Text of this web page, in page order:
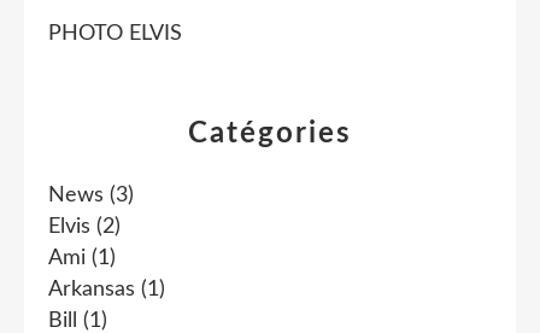
Catégories
News (3)
Elvis (2)
Ami (1)
Arkansas (1)
Bill
(1)
PHOTO ELVIS